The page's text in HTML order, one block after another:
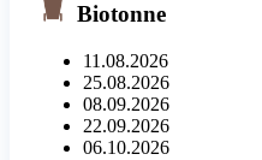
Biotonne
11.08.2026
25.08.2026
08.09.2026
22.09.2026
06.10.2026